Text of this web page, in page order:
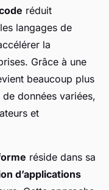
réduit
langages de
la
Grâce à une
beaucoup plus
données variées,
et
réside dans sa
d’applications